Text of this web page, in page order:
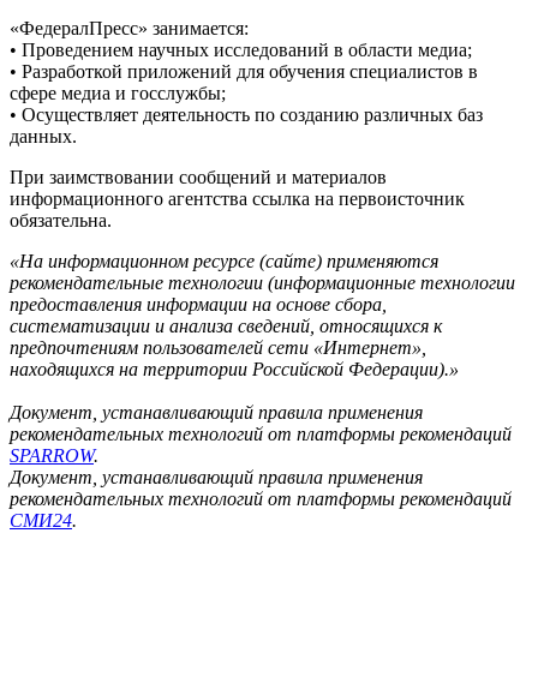
«ФедералПресс» занимается:
• Проведением научных исследований в области медиа;
• Разработкой приложений для обучения специалистов в
сфере медиа и госслужбы;
• Осуществляет деятельность по созданию различных баз
данных.
При заимствовании сообщений и материалов
информационного агентства ссылка на первоисточник
обязательна.
«На информационном ресурсе (сайте) применяются
рекомендательные технологии (информационные технологии
предоставления информации на основе сбора,
систематизации и анализа сведений, относящихся к
предпочтениям пользователей сети «Интернет»,
находящихся на территории Российской Федерации).»
Документ, устанавливающий правила применения
рекомендательных технологий от платформы рекомендаций
SPARROW.
Документ, устанавливающий правила применения
рекомендательных технологий от платформы рекомендаций
СМИ24.